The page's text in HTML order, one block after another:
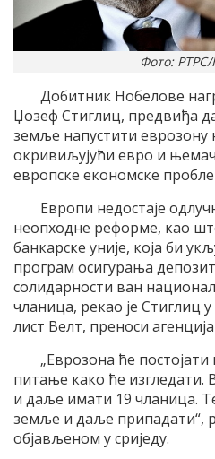
Фото: РТРС/
Добитник Нобелове
Џозеф Стиглиц, предвиђа
земље напустити еврозону
окривиљујући евро и
европске економске
Европи недостаје
неопходне реформе, као
банкарске уније, која би
програм осигурања
солидарности ван
чланица, рекао је Стиглиц
лист Велт, преноси агенција
„Еврозона ће постојати
питање како ће изгледати.
и даље имати 19 чланица.
земље и даље припадати“,
објављеном у сриједу.